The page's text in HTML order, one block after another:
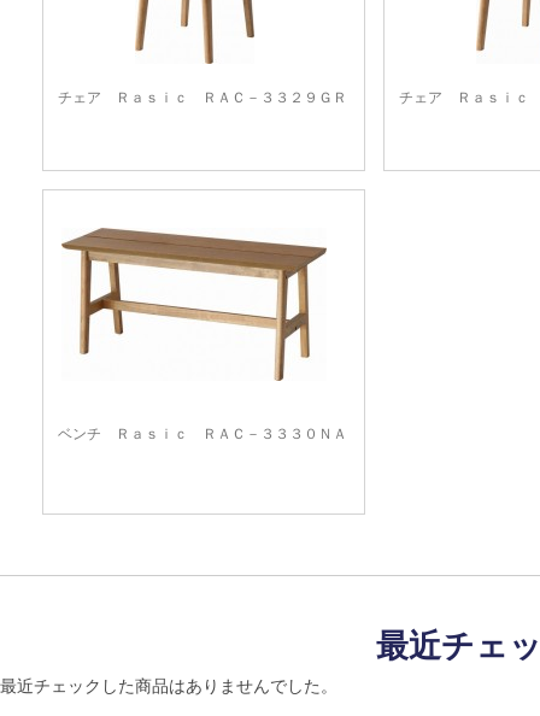
チェア Ｒａｓｉｃ ＲＡＣ－３３２９ＧＲ チェア Ｒａｓｉｃ
ベンチ Ｒａｓｉｃ ＲＡＣ－３３３０ＮＡ
最近チェ
最近チェックした商品はありませんでした。